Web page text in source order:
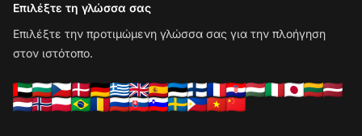
Επιλέξτε τη γλώσσα σας
Επιλέξτε την προτιμώμενη γλώσσα σας για την πλοήγηση
στον ιστότοπο.